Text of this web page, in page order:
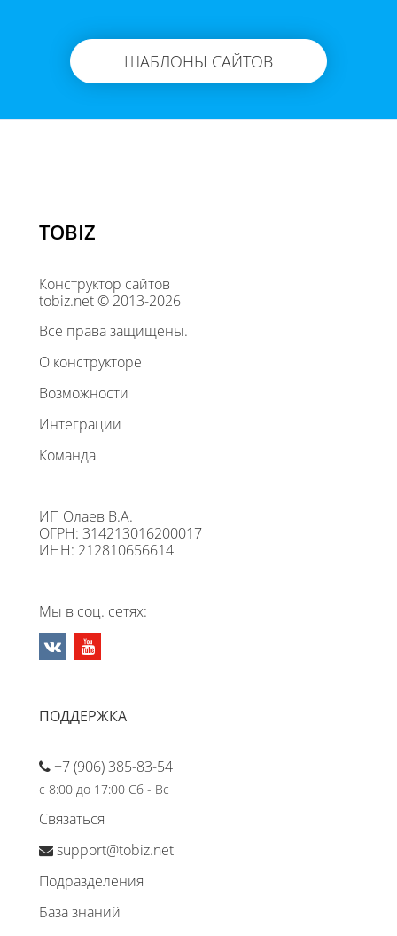
ШАБЛОНЫ САЙТОВ
TOBIZ
Конструктор сайтов
tobiz.net © 2013-2026
Все права защищены.
О конструкторе
Возможности
Интеграции
Команда
ИП Олаев В.А.
ОГРН: 314213016200017
ИНН: 212810656614
Мы в соц. сетях:
ПОДДЕРЖКА
+7 (906) 385-83-54
с 8:00 до 17:00 Сб - Вс
Связаться
support@tobiz.net
Подразделения
База знаний